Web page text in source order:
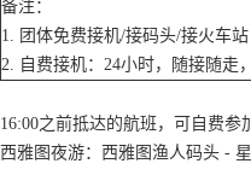
备注：
1. 团体免费接机/接码头/接火车
2. 自费接机：24小时，随接随走
16:00之前抵达的航班，可自费参
西雅图夜游：西雅图渔人码头 -